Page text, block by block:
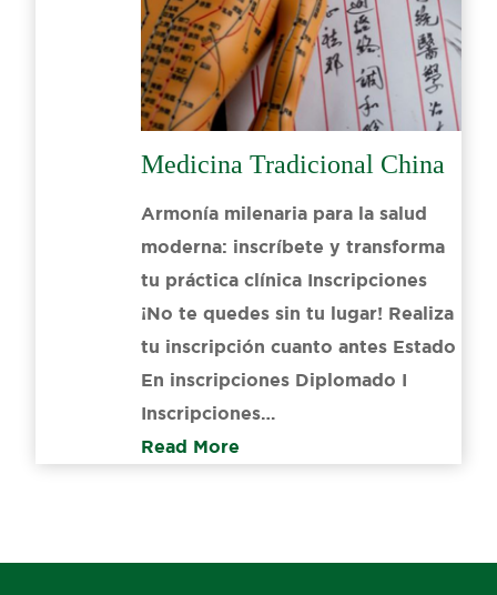
Medicina Tradicional China
Armonía milenaria para la salud
moderna: inscríbete y transforma
tu práctica clínica Inscripciones
¡No te quedes sin tu lugar! Realiza
tu inscripción cuanto antes Estado
En inscripciones Diplomado I
Inscripciones…
Read More